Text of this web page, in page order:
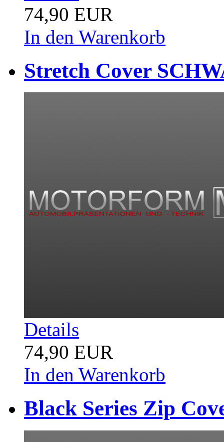
74,90 EUR
In den Warenkorb
Stretch Cover
Details
74,90 EUR
In den Warenkorb
Black Series Zip